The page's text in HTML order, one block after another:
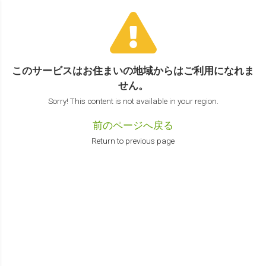
このサービスはお住まいの地域からはご利用になれま
せん。
Sorry! This content is not available in your region.
前のページへ戻る
Return to previous page